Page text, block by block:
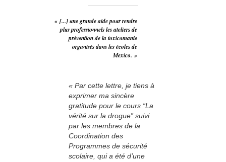
« [...] une grande aide pour rendre
plus professionnels les ateliers de
prévention de la toxicomanie
organisés dans les écoles de
Mexico. »
« Par cette lettre, je tiens à
exprimer ma sincère
gratitude pour le cours “La
vérité sur la drogue” suivi
par les membres de la
Coordination des
Programmes de sécurité
scolaire, qui a été d’une